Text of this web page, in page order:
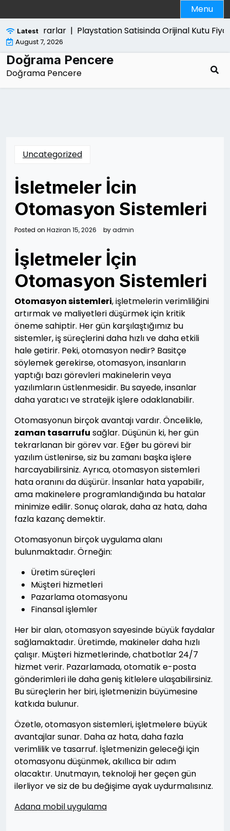
to
content
Menu
LatestZararlar |Playstation Satisinda Orijinal Kutu
August 7, 2026
Doğrama Pencere
Doğrama Pencere
Uncategorized
İsletmeler İcin
Otomasyon Sistemleri
Posted on Haziran 15, 2026 byadmin
İşletmeler İçin
Otomasyon Sistemleri
Otomasyon sistemleri, işletmelerin verimliliğini
artırmak ve maliyetleri düşürmek için kritik
öneme sahiptir. Her gün karşılaştığımız bu
sistemler, iş süreçlerini daha hızlı ve daha etkili
hale getirir. Peki, otomasyon nedir? Basitçe
söylemek gerekirse, otomasyon, insanların
yaptığı bazı görevleri makinelerin veya
yazılımların üstlenmesidir. Bu sayede, insanlar
daha yaratıcı ve stratejik işlere odaklanabilir.
Otomasyonun birçok avantajı vardır. Öncelikle,
zaman tasarrufu sağlar. Düşünün ki, her gün
tekrarlanan bir görev var. Eğer bu görevi bir
yazılım üstlenirse, siz bu zamanı başka işlere
harcayabilirsiniz. Ayrıca, otomasyon sistemleri
hata oranını da düşürür. İnsanlar hata yapabilir,
ama makinelere programlandığında bu hatalar
minimize edilir. Sonuç olarak, daha az hata, daha
fazla kazanç demektir.
Otomasyonun birçok uygulama alanı
bulunmaktadır. Örneğin:
Üretim süreçleri
Müşteri hizmetleri
Pazarlama otomasyonu
Finansal işlemler
Her bir alan, otomasyon sayesinde büyük faydalar
sağlamaktadır. Üretimde, makineler daha hızlı
çalışır. Müşteri hizmetlerinde, chatbotlar 24/7
hizmet verir. Pazarlamada, otomatik e-posta
gönderimleri ile daha geniş kitlelere ulaşabilirsiniz.
Bu süreçlerin her biri, işletmenizin büyümesine
katkıda bulunur.
Özetle, otomasyon sistemleri, işletmelere büyük
avantajlar sunar. Daha az hata, daha fazla
verimlilik ve tasarruf. İşletmenizin geleceği için
otomasyonu düşünmek, akıllıca bir adım
olacaktır. Unutmayın, teknoloji her geçen gün
ilerliyor ve siz de bu değişime ayak uydurmalısınız.
Adana mobil uygulama